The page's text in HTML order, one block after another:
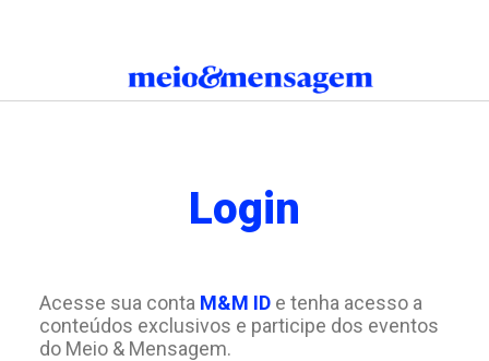
Login
Acesse sua conta M&M IDe tenha acesso a
conteúdos exclusivos e participe dos eventos
do Meio & Mensagem.